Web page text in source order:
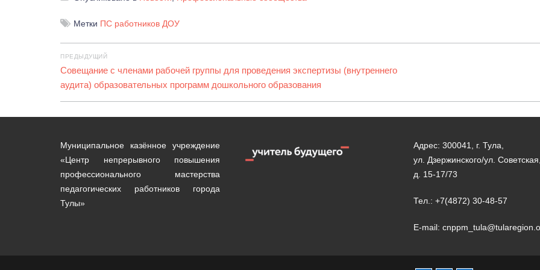
Метки ПС работников ДОУ
Навигация
по
записям
ПРЕДЫДУЩИЙ
Предыдущая
запись:
Совещание с членами рабочей группы для проведения экспертизы (внутреннего
аудита) образовательных программ дошкольного образования
Муниципальное казённое учреждение
«Центр непрерывного повышения
профессионального мастерства
педагогических работников города
Тулы»
Адрес: 300041, г. Тула,
ул. Дзержинского/ул. Советская,
д. 15-17/73
Тел.: +7(4872) 30-48-57
E-mail: